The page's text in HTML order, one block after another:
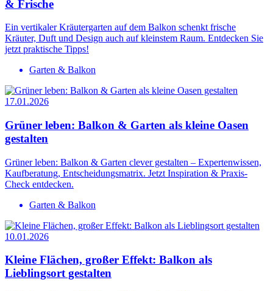
& Frische
Ein vertikaler Kräutergarten auf dem Balkon schenkt frische
Kräuter, Duft und Design auch auf kleinstem Raum. Entdecken Sie
jetzt praktische Tipps!
Garten & Balkon
17.01.2026
Grüner leben: Balkon & Garten als kleine Oasen
gestalten
Grüner leben: Balkon & Garten clever gestalten – Expertenwissen,
Kaufberatung, Entscheidungsmatrix. Jetzt Inspiration & Praxis-
Check entdecken.
Garten & Balkon
10.01.2026
Kleine Flächen, großer Effekt: Balkon als
Lieblingsort gestalten